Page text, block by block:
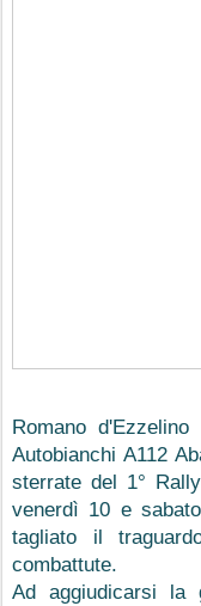
Romano
Autobianchi A112
sterrate del 1°
venerdì 10 e
tagliato il
combattute.
Ad aggiudicarsi la